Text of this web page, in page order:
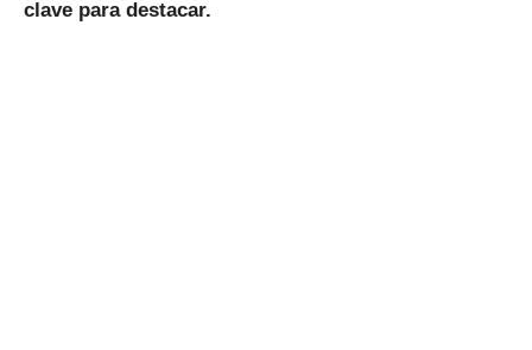
clave para destacar.